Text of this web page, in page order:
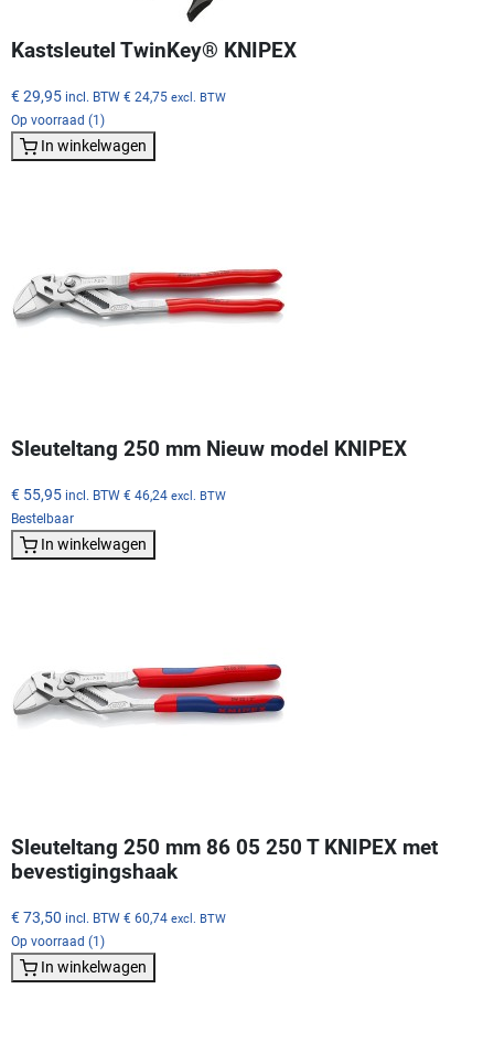
Kastsleutel TwinKey® KNIPEX
€ 29,95 incl. BTW € 24,75 excl. BTW
Op voorraad (1)
In winkelwagen
Sleuteltang 250 mm Nieuw model KNIPEX
€ 55,95 incl. BTW € 46,24 excl. BTW
Bestelbaar
In winkelwagen
Sleuteltang 250 mm 86 05 250 T KNIPEX met
bevestigingshaak
€ 73,50 incl. BTW € 60,74 excl. BTW
Op voorraad (1)
In winkelwagen